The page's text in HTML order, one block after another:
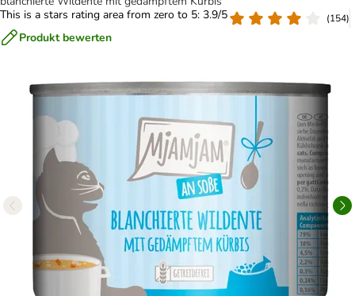
This is a stars rating area from zero to 5: 3.9/5
(154)
Produkt bewerten